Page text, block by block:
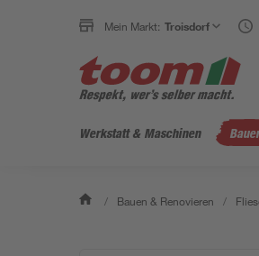
Mein Markt: Troisdorf
Werkstatt & Maschinen
/ Bauen & Renovieren /